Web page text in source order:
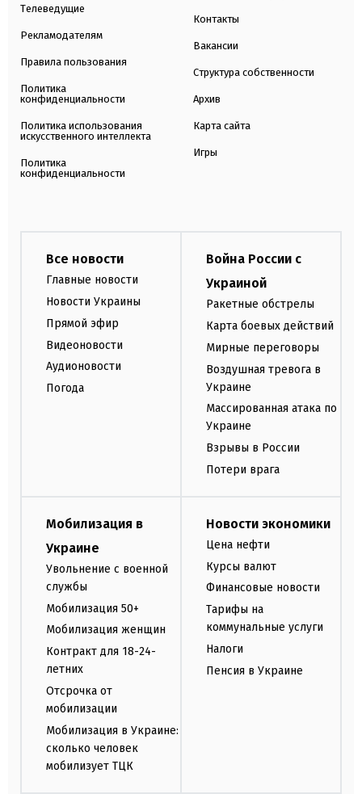
Телеведущие
Рекламодателям
Правила пользования
Политика
конфиденциальности
Политика использования
искусственного интеллекта
Политика
конфиденциальности
Контакты
Вакансии
Структура собственности
Архив
Карта сайта
Игры
Все новости
Главные новости
Новости Украины
Прямой эфир
Видеоновости
Аудионовости
Погода
Война России с
Украиной
Ракетные обстрелы
Карта боевых действий
Мирные переговоры
Воздушная тревога в
Украине
Массированная атака по
Украине
Взрывы в России
Потери врага
Мобилизация в
Украине
Увольнение с военной
службы
Мобилизация 50+
Мобилизация женщин
Контракт для 18-24-
летних
Отсрочка от
мобилизации
Мобилизация в Украине:
сколько человек
мобилизует ТЦК
Новости экономики
Цена нефти
Курсы валют
Финансовые новости
Тарифы на
коммунальные услуги
Налоги
Пенсия в Украине